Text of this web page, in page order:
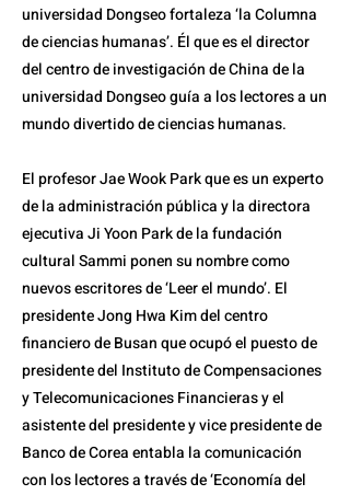
universidad Dongseo fortaleza ‘la Columna
de ciencias humanas’. Él que es el director
del centro de investigación de China de la
universidad Dongseo guía a los lectores a un
mundo divertido de ciencias humanas.
El profesor Jae Wook Park que es un experto
de la administración pública y la directora
ejecutiva Ji Yoon Park de la fundación
cultural Sammi ponen su nombre como
nuevos escritores de ‘Leer el mundo’. El
presidente Jong Hwa Kim del centro
financiero de Busan que ocupó el puesto de
presidente del Instituto de Compensaciones
y Telecomunicaciones Financieras y el
asistente del presidente y vice presidente de
Banco de Corea entabla la comunicación
con los lectores a través de ‘Economía del